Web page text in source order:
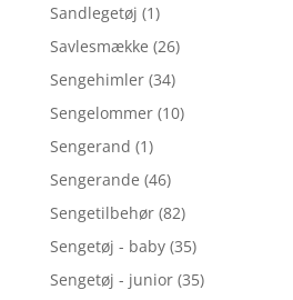
Sandlegetøj (1)
Savlesmække (26)
Sengehimler (34)
Sengelommer (10)
Sengerand (1)
Sengerande (46)
Sengetilbehør (82)
Sengetøj - baby (35)
Sengetøj - junior (35)